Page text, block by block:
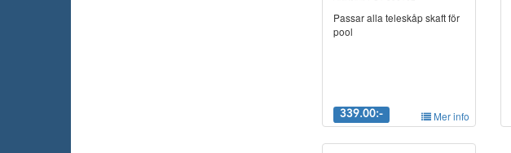
Passar alla teleskåp skaft för
pool
339.00:- Mer info